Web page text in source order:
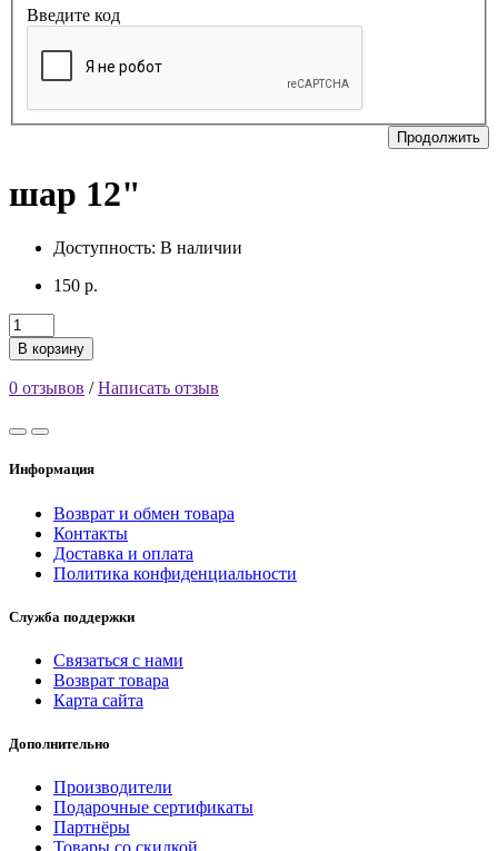
Введите код
Продолжить
шар 12"
Доступность: В наличии
150 р.
В корзину
0 отзывов /Написать отзыв
Информация
Возврат и обмен товара
Контакты
Доставка и оплата
Политика конфиденциальности
Служба поддержки
Связаться с нами
Возврат товара
Карта сайта
Дополнительно
Производители
Подарочные сертификаты
Партнёры